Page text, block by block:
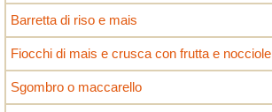
Barretta di riso e mais
Fiocchi di mais e crusca con frutta e nocciole
Sgombro o maccarello